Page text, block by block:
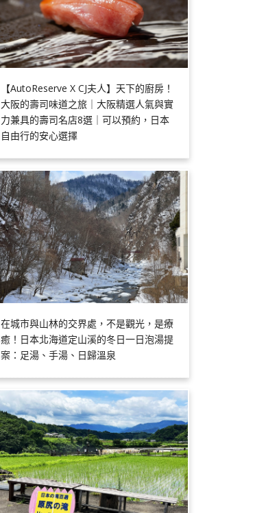
【AutoReserve X CJ夫人】天下的廚房！
大阪的壽司味道之旅｜大阪精選人氣與實
力兼具的壽司名店8選｜可以預約，日本
自由行的安心選擇
在城市與山林的交界處，不是觀光，是療
癒！日本北海道定山溪的冬日一日泡湯提
案：足湯、手湯、日歸溫泉